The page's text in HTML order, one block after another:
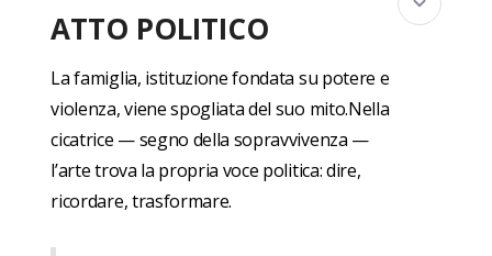
ATTO POLITICO
La famiglia, istituzione fondata su potere e
violenza, viene spogliata del suo mito.Nella
cicatrice — segno della sopravvivenza —
l’arte trova la propria voce politica: dire,
ricordare, trasformare.